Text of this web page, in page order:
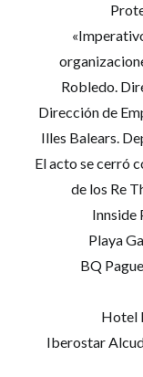
Robledo.
Dirección de
Illes Balears.
El acto se cerró
de los Re
Innside
Playa
BQ
Hotel
Iberostar